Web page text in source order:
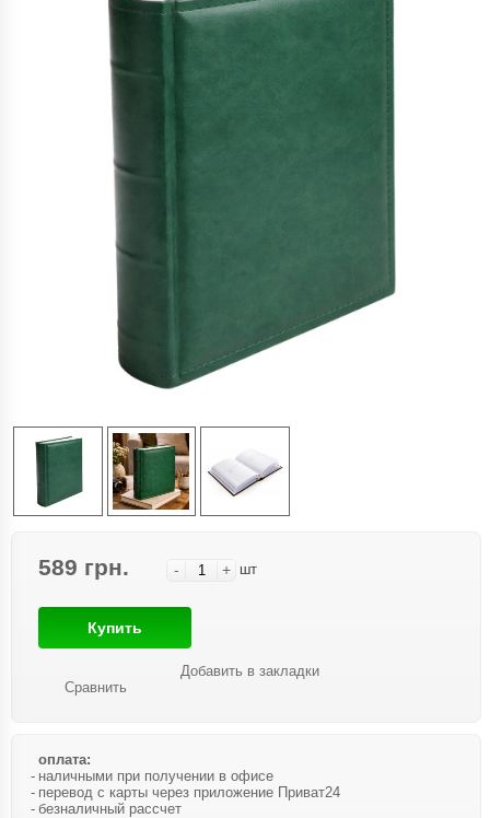
589 грн. - + шт
Купить
Сравнить
Добавить в закладки
оплата:
наличными при получении в офисе
перевод с карты через приложение Приват24
безналичный рассчет